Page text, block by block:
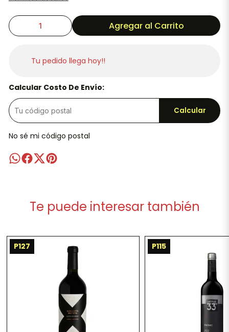
Agregar al Carrito
Tu pedido llega hoy!!
Calcular Costo De Envío:
Calcular
No sé mi código postal
Te puede interesar también
P127 P115